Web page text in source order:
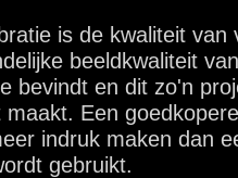
is de kwaliteit van
beeldkwaliteit
bevindt en dit zo'n
Een
indruk maken dan
gebruikt.